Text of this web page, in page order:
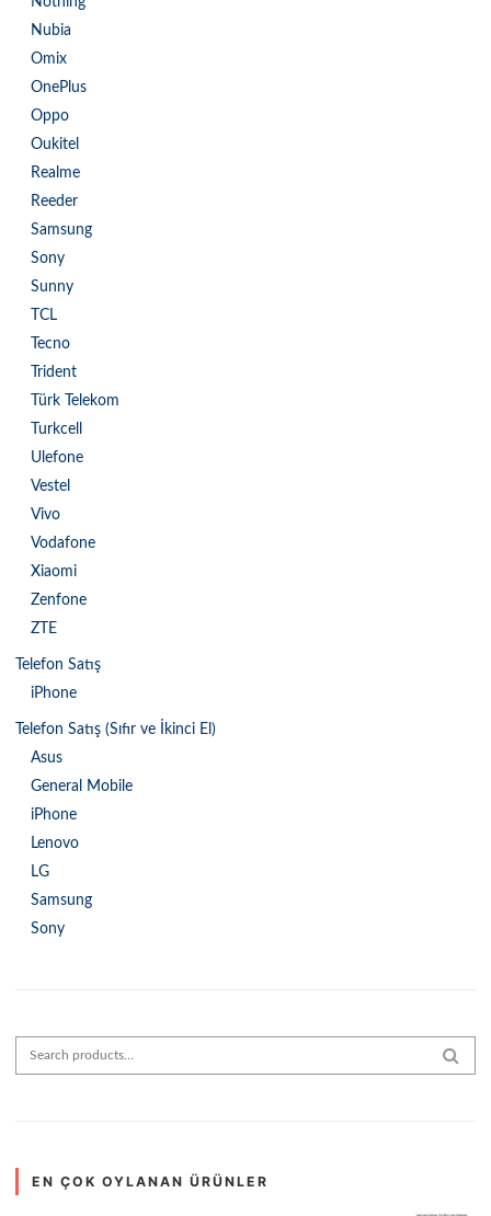
Nubia
Omix
OnePlus
Oppo
Oukitel
Realme
Reeder
Samsung
Sony
Sunny
TCL
Tecno
Trident
Türk Telekom
Turkcell
Ulefone
Vestel
Vivo
Vodafone
Xiaomi
Zenfone
ZTE
Telefon Satış
iPhone
Telefon Satış (Sıfır ve İkinci El)
Asus
General Mobile
iPhone
Lenovo
LG
Samsung
Sony
Search for:
EN ÇOK OYLANAN ÜRÜNLER